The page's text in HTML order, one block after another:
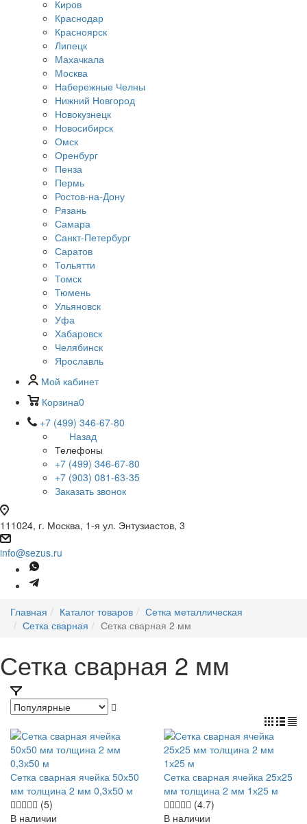
Киров
Краснодар
Красноярск
Липецк
Махачкала
Москва
Набережные Челны
Нижний Новгород
Новокузнецк
Новосибирск
Омск
Оренбург
Пенза
Пермь
Ростов-на-Дону
Рязань
Самара
Санкт-Петербург
Саратов
Тольятти
Томск
Тюмень
Ульяновск
Уфа
Хабаровск
Челябинск
Ярославль
Мой кабинет
Корзина0
+7 (499) 346-67-80
Назад
Телефоны
+7 (499) 346-67-80
+7 (903) 081-63-35
Заказать звонок
111024, г. Москва, 1-я ул. Энтузиастов, 3
info@sezus.ru
Главная Каталог товаров
Сетка металлическая
Сетка сварная
Сетка сварная 2 мм
Сетка сварная 2 мм
Сетка сварная ячейка 50х50
мм толщина 2 мм 0,3х50 м
(5)
В наличии
Сетка сварная ячейка 25х25
мм толщина 2 мм 1х25 м
(4.7)
В наличии